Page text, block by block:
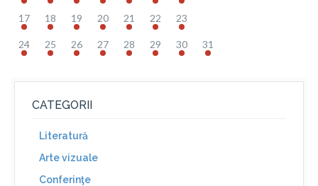
17 18 19 20 21 22 23
24 25 26 27 28 29 30 31
CATEGORII
Literatură
Arte vizuale
Conferinţe